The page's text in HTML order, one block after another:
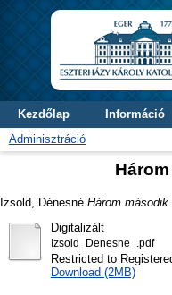
Kezdőlap Információ
Adminisztráció
Izsold, Dénesné Három
Digitalizált
Izsold_Denesne_.pdf
Restricted to
Download (2MB)